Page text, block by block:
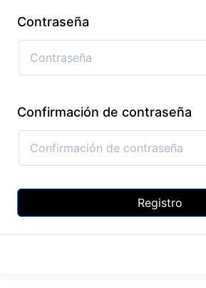
Contraseña
Confirmación de contraseña
Registro